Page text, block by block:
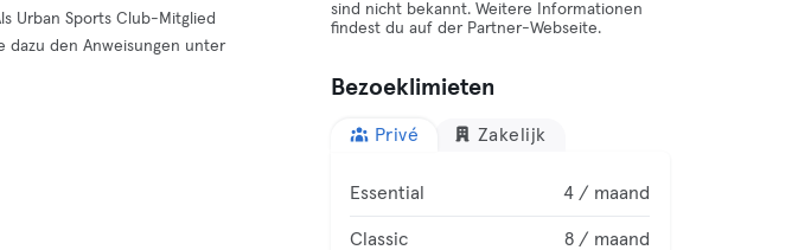
Urban Sports Club-Mitglied
dazu den Anweisungen unter
sind nicht bekannt. Weitere Informationen
findest du auf der Partner-Webseite.
Bezoeklimieten
Privé Zakelijk
Essential 4 / maand
Classic 8 / maand